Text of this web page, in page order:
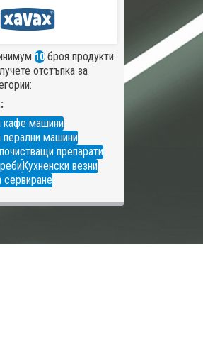
10броя продукти
отстъпка за
кафе машини
перални машини
препарати
Кухненски везни
сервиране